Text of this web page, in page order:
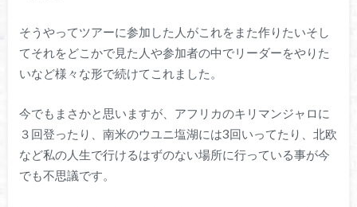
そうやってツアーに参加した人がこれをまた作りたいそし
てそれをどこかで見た人や参加者の中でリーダーをやりた
いなど様々な形で続けてこれました。
今でもまさかと思いますが、アフリカのキリマンジャロに
３回登ったり、南米のウユニ塩湖には3回いってたり、北欧
など私の人生で行けるはずのない場所に行っている事が今
でも不思議です。